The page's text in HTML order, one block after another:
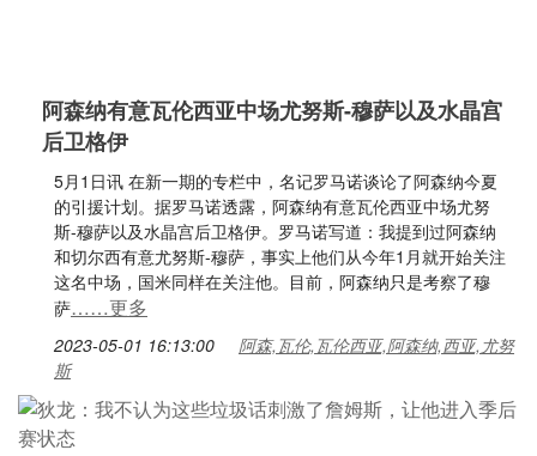
阿森纳有意瓦伦西亚中场尤努斯-穆萨以及水晶宫
后卫格伊
5月1日讯 在新一期的专栏中，名记罗马诺谈论了阿森纳今夏
的引援计划。据罗马诺透露，阿森纳有意瓦伦西亚中场尤努
斯-穆萨以及水晶宫后卫格伊。罗马诺写道：我提到过阿森纳
和切尔西有意尤努斯-穆萨，事实上他们从今年1月就开始关注
这名中场，国米同样在关注他。目前，阿森纳只是考察了穆
萨……更多
2023-05-01 16:13:00
阿森,瓦伦,瓦伦西亚,阿森纳,西亚,尤努
斯